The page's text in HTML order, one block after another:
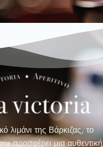
λιμάνι της Βάρκιζας, το
προσφέρει μια αυθεντική